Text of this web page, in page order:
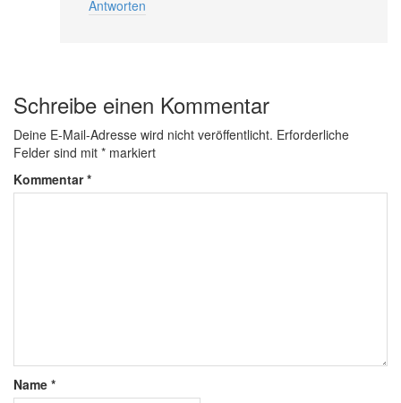
Antworten
Schreibe einen Kommentar
Deine E-Mail-Adresse wird nicht veröffentlicht. Erforderliche
Felder sind mit * markiert
Kommentar*
Name *